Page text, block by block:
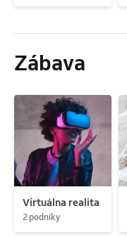
Zábava
Virtuálna realita
2 podniky